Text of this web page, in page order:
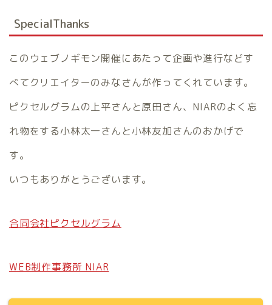
SpecialThanks
このウェブノギモン開催にあたって企画や進行などす
べてクリエイターのみなさんが作ってくれています。
ピクセルグラムの上平さんと原田さん、NIARのよく忘
れ物をする小林太一さんと小林友加さんのおかげで
す。
いつもありがとうございます。
合同会社ピクセルグラム
WEB制作事務所 NIAR